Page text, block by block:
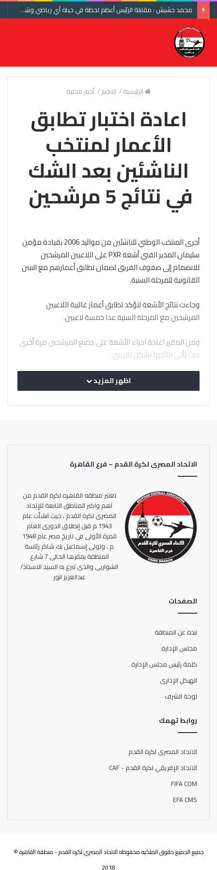
محمد حشيش : مقابلة الرئيس أعظم لحظة في حياة أي رياضي وشكرا اتحاد الكرة ومنتخب مصر
الرئيسية/ الاخبار/ أخبار محلية
اعادة اختبار تطابق
الأعمار لمنتخب
الناشئين بعد الشك
في نتائج 5 مرشحين
أجرى المنتخب الوطني للناشئين من مواليد 2006 بقيادة مؤمن
سليمان المدير الفني أشعة PXR على اللاعبين المرشحين
للانضمام إلى صفوف الفريق لضمان تطابق أعمارهم مع السن
القانونية للمرحلة السنية.
وجاءت نتائج الأشعة لتؤكد تطابق أعمار غالبية اللاعبين
المرشحين مع المرحلة السنية عدا خمسة لاعبين.
ومن المقرر اعادة اجراء الأشعة على جميع المرشحين مرة أخرى
حيث تأتي نتائجها بشكل تقريبي.
اظهر المزيد
الاتحاد المصرى لكرة القدم – فرع القاهرة
تعتبر منطقه القاهره لكرة القدم من
اهم واكبر المناطق التابعة للإتحاد
المصرى لكرة القدم ، حيث انشأت عام
1943 م قبل إنطلاق الدورى العام
للمرة الأولى فى تاريخ مصر عام 1948
م ، وتولى إسماعيل بك شاكر رئاسة
المنطقة بمقرها الحالى 7 شارع
الشواربى والذى تبرع به السيد الاستاذ/
عبدالعزيز انور
الصفحات
نبذة عن المنطقة
مجلس الإدارة
كلمة رئيس مجلس الإدارة
الهيكل الإدارى
لوحة الشرف
روابط تهمك
الاتحاد المصرى لكرة القدم
الاتحاد الإفريقي لكرة القدم - CAF
FIFA COM
EFA CMS
جميع الجميع حقوق الملكيه محفوظه الاتحاد المصري لكره القدم - منطقة القاهرة ©
2018